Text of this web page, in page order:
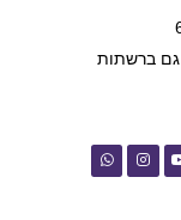
גם ברשתות